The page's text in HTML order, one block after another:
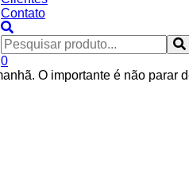
Contato
0